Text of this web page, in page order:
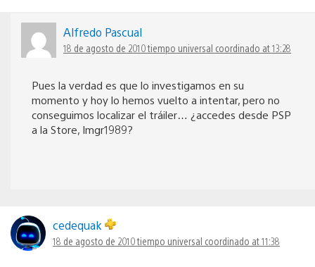
Alfredo Pascual
18 de agosto de 2010 tiempo universal coordinado at 13:28
Pues la verdad es que lo investigamos en su
momento y hoy lo hemos vuelto a intentar, pero no
conseguimos localizar el tráiler… ¿accedes desde PSP
a la Store, Imgr1989?
cedequak
18 de agosto de 2010 tiempo universal coordinado at 11:38